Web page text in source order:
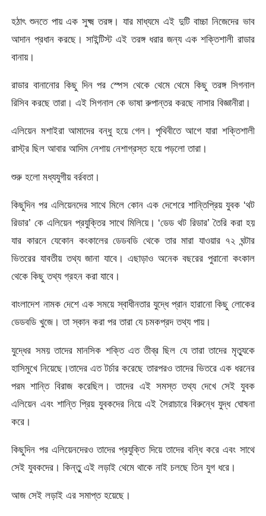
হঠাৎ শুনতে পায় এক সুক্ষ্ম তরঙ্গ। যার মাধ্যমে এই দুটি বাচ্চা নিজেদের ভাব
আদান প্রধান করছে। সাইন্টিস্ট এই তরঙ্গ ধরার জন্য এক শক্তিশালী রাডার
বানায়।
রাডার বানানোর কিছু দিন পর স্পেস থেকে থেমে থেমে কিছু তরঙ্গ সিগনাল
রিসিব করছে তারা। এই সিগনাল কে ভাষা রুপান্তর করছে নাসার বিজ্ঞানীরা।
এলিয়েন মশাইরা আমাদের বন্ধু হয়ে গেল। পৃথিবীতে আগে যারা শক্তিশালী
রাস্ট্র ছিল আবার আদিম নেশায় নেশাগ্রস্ত হয়ে পড়লো তারা।
শুরু হলো মধ্যযুগীয় বর্রবতা।
কিছুদিন পর এলিয়েনদের সাথে মিলে কোন এক দেশেরে শান্তিপ্রিয় যুবক ‘থট
রিডার’ কে এলিয়েন প্রযুক্তির সাথে মিলিয়ে। ‘ডেড থট রিডার’ তৈরি করা হয়
যার কারনে যেকোন কংকালের ডেডবডি থেকে তার মারা যাওয়ার ৭২ ঘন্টার
ভিতরের যাবতীয় তথ্য জানা যাবে। এছাড়াও অনেক বছরের পুরানো কংকাল
থেকে কিছু তথ্য গ্রহন করা যাবে।
বাংলাদেশ নামক দেশে এক সময়ে স্বাধীনতার যুদ্ধে প্রান হারানো কিছু লোকের
ডেডবডি খুজে। তা স্কান করা পর তারা যে চমকপ্রদ তথ্য পায়।
যুদ্ধের সময় তাদের মানসিক শক্তি এত তীব্র ছিল যে তারা তাদের মৃত্যুকে
হাসিমুখে নিয়েছে।তাদের এত টর্চার করেছে তারপরও তাদের ভিতরে এক ধরনের
পরম শান্তি বিরাজ করেছিল। তাদের এই সমস্ত তথ্য দেখে সেই যুবক
এলিয়েন এবং শান্তি প্রিয় যুবকদের নিয়ে এই সৈরাচারে বিরুন্ধে যুদ্ধ ঘোষনা
করে।
কিছুদিন পর এলিয়েনদেরও তাদের প্রযুক্তি দিয়ে তাদের বন্ধি করে এবং সাথে
সেই যুবকদের। কিন্তুু এই লড়াই থেমে থাকে নাই চলছে তিন যুগ ধরে।
আজ সেই লড়াই এর সমাপ্ত হয়েছে।